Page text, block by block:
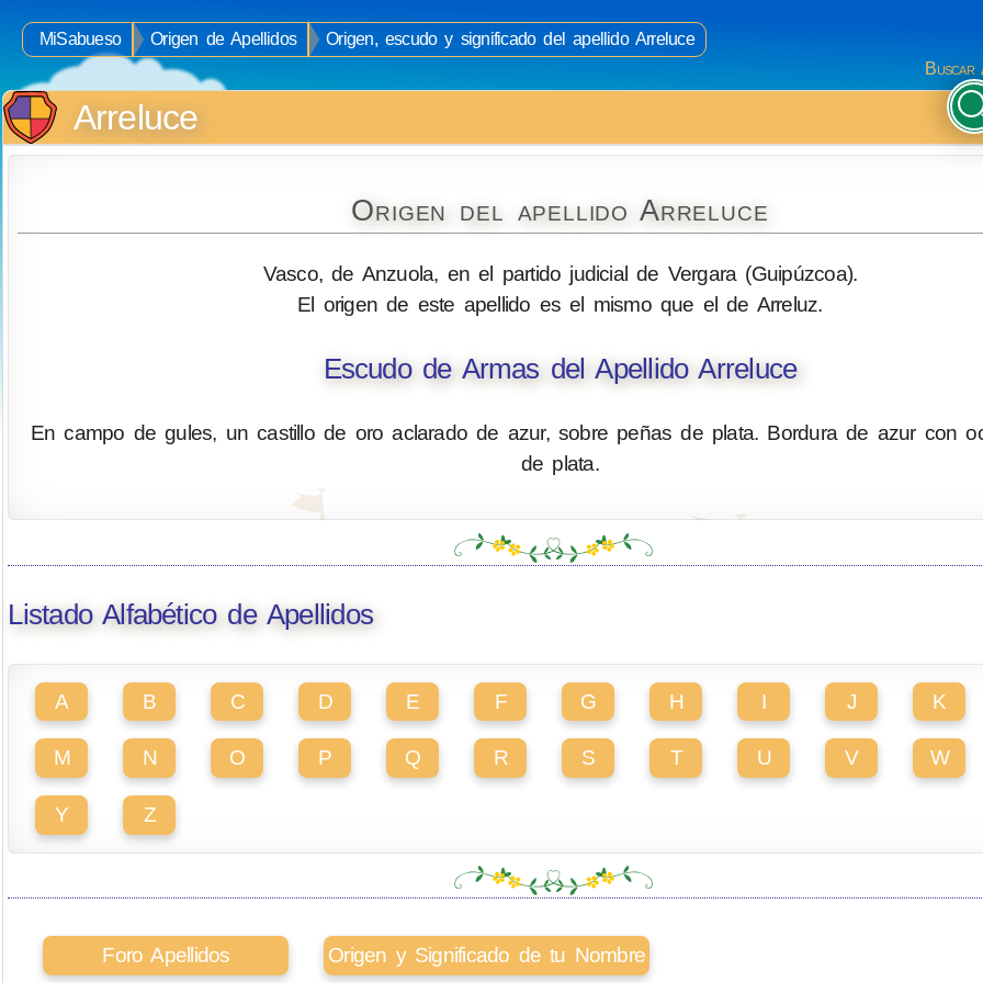
MiSabueso Origen de Apellidos
Origen, escudo y significado del apellido Arreluce
Buscar
Arreluce
Origen del apellido Arreluce
Vasco, de Anzuola, en el partido judicial de Vergara (Guipúzcoa).
El origen de este apellido es el mismo que el de Arreluz.
Escudo de Armas del Apellido Arreluce
En campo de gules, un castillo de oro aclarado de azur, sobre peñas de plata. Bordura de azur con
de plata.
Listado Alfabético de Apellidos
A B C D E F G H I J K
M N O P Q R S T U V W
Y Z
Foro Apellidos Origen y Significado de tu Nombre